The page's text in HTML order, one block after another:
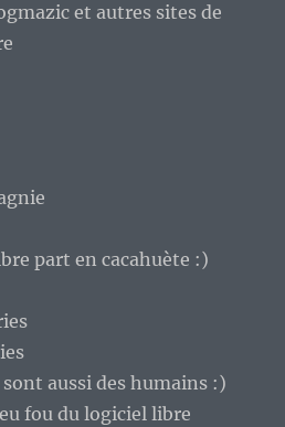
et autres sites de
part en cacahuète :)
aussi des humains :)
fou du logiciel libre